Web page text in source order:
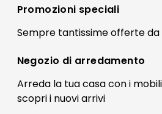
Preferenze Cookies
Termini e condizioni
Contatti
FAQ
Pagamenti
Registrati
Il mio account
Promozioni speciali
Sempre tantissimeofferteda
Negozio di arredamento
Arreda la tua casa con i
scopri i nuovi arrivi